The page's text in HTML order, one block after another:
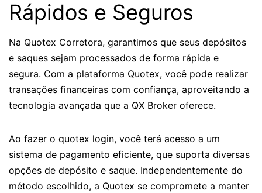
Rápidos e Seguros
Na Quotex Corretora, garantimos que seus depósitos
e saques sejam processados de forma rápida e
segura. Com a plataforma Quotex, você pode realizar
transações financeiras com confiança, aproveitando a
tecnologia avançada que a QX Broker oferece.
Ao fazer o quotex login, você terá acesso a um
sistema de pagamento eficiente, que suporta diversas
opções de depósito e saque. Independentemente do
método escolhido, a Quotex se compromete a manter